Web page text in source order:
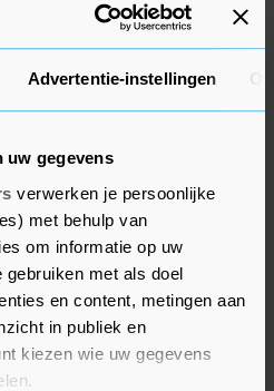
Advertentie-instellingen
uw gegevens
verwerken je persoonlijke
met behulp van
om informatie op uw
gebruiken met als doel
en content, metingen aan
in publiek en
kiezen wie uw gegevens
week dankzij twee
tegen MVV Maastricht
en verzekerde zich zo
offs om promotie naar